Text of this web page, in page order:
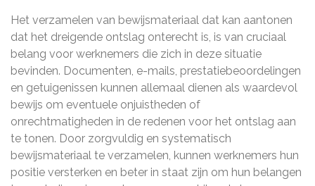
Het verzamelen van bewijsmateriaal dat kan aantonen
dat het dreigende ontslag onterecht is, is van cruciaal
belang voor werknemers die zich in deze situatie
bevinden. Documenten, e-mails, prestatiebeoordelingen
en getuigenissen kunnen allemaal dienen als waardevol
bewijs om eventuele onjuistheden of
onrechtmatigheden in de redenen voor het ontslag aan
te tonen. Door zorgvuldig en systematisch
bewijsmateriaal te verzamelen, kunnen werknemers hun
positie versterken en beter in staat zijn om hun belangen